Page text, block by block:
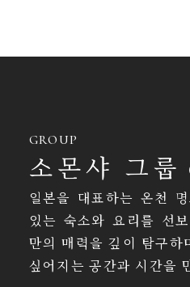
GROUP
소몬샤 그룹
일본을 대표하는 온천
있는 숙소와 요리를 선
만의 매력을 깊이 탐구
싶어지는 공간과 시간을